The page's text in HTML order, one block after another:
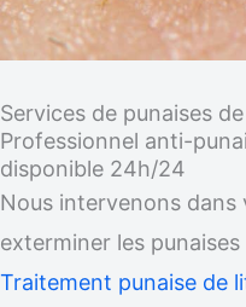
Services de punaises
Professionnel anti-
disponible 24h/24
Nous intervenons
exterminer les punaises
Traitement punaise de